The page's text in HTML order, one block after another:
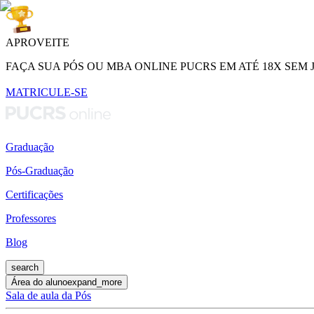
APROVEITE
FAÇA SUA PÓS OU MBA ONLINE PUCRS EM ATÉ 18X SEM
MATRICULE-SE
Graduação
Pós-Graduação
Certificações
Professores
Blog
search
Área do alunoexpand_more
Sala de aula da Pós